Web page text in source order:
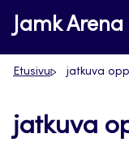
Siirry
suoraan
sisältöön
Jamk Arena
Etusivu jatkuva
jatkuva